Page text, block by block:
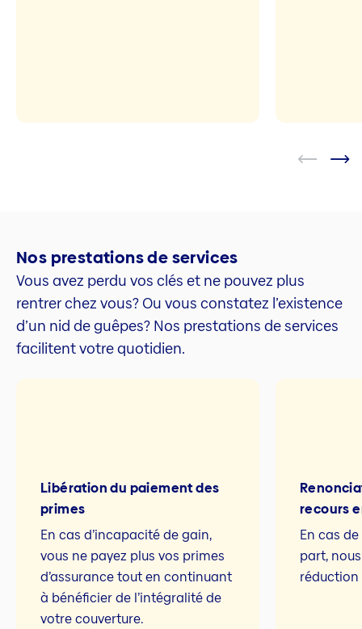
Nos prestations de services
Vous avez perdu vos clés et ne pouvez plus
rentrer chez vous? Ou vous constatez l’existence
d’un nid de guêpes? Nos prestations de services
facilitent votre quotidien.
Libération du paiement des
primes
En cas d’incapacité de gain,
vous ne payez plus vos primes
d’assurance tout en continuant
à bénéficier de l’intégralité de
votre couverture.
recours
En cas
part,